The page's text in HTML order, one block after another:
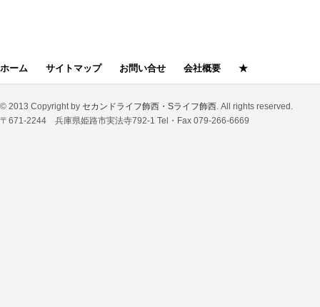
ホーム サイトマップ お問い合せ 会社概要 ★
© 2013 Copyright by セカンドライフ飾西・Sライフ飾西. All rights reserved.
〒671-2244 兵庫県姫路市実法寺792-1 Tel・Fax 079-266-6669